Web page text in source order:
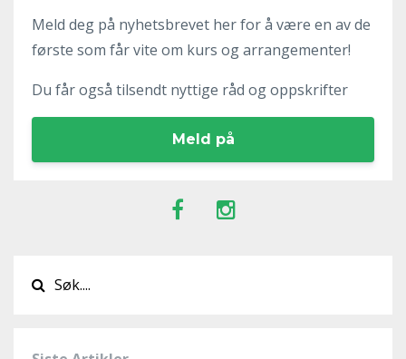
Meld deg på nyhetsbrevet her for å være en av de
første som får vite om kurs og arrangementer!
Du får også tilsendt nyttige råd og oppskrifter
Meld på